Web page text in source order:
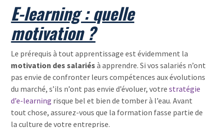
E-learning : quelle
motivation ?
Le prérequis à tout apprentissage est évidemment la
motivation des salariés à apprendre. Si vos salariés n’ont
pas envie de confronter leurs compétences aux évolutions
du marché, s’ils n’ont pas envie d’évoluer, votrestratégie
d’e-learning risque bel et bien de tomber à l’eau. Avant
tout chose, assurez-vous que la formation fasse partie de
la culture de votre entreprise.